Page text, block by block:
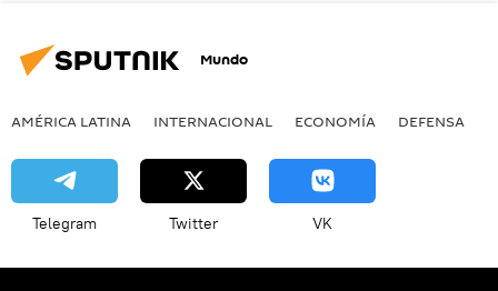
Mundo
AMÉRICA LATINA INTERNACIONAL ECONOMÍA DEFENSA
Telegram Twitter VK